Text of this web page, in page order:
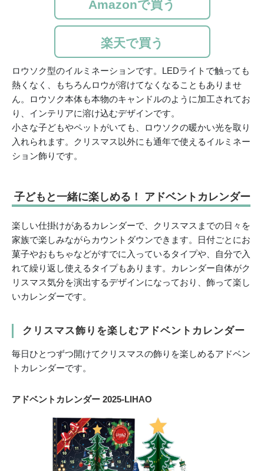
Amazonで買う
楽天で買う
ロウソク型のイルミネーションです。LEDライトで触っても
熱くなく、もちろんロウが溶けてなくなることもありませ
ん。ロウソク本体も本物のキャンドルのように加工されてお
り、インテリアに溶け込むデザインです。
小さな子どもやペットがいても、ロウソクの暖かい光を取り
入れられます。クリスマス以外にも通年で使えるイルミネー
ション飾りです。
子どもと一緒に楽しめる！ アドベントカレンダー
楽しい仕掛けがあるカレンダーで、クリスマスまでの日々を
家族で楽しみながらカウントダウンできます。日付ごとにお
菓子やおもちゃなどがすでに入っているタイプや、自分で入
れて繰り返し使えるタイプもあります。カレンダー自体がク
リスマス気分を演出するデザインになっており、飾って楽し
いカレンダーです。
クリスマス飾りを楽しむアドベントカレンダー
毎日ひとつずつ開けてクリスマスの飾りを楽しめるアドベン
トカレンダーです。
アドベントカレンダー 2025-LIHAO